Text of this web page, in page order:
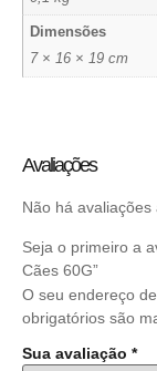
Dimensões
7 × 16 × 19 cm
Avaliações
Não há avaliações
Seja o primeiro a
Cães 60G”
O seu endereço
obrigatórios são
Sua avaliação *